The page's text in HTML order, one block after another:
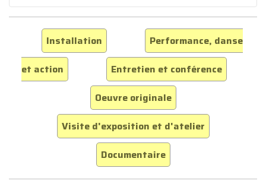
Installation
Performance, danse
et action
Entretien et conférence
Oeuvre originale
Visite d'exposition et d'atelier
Documentaire